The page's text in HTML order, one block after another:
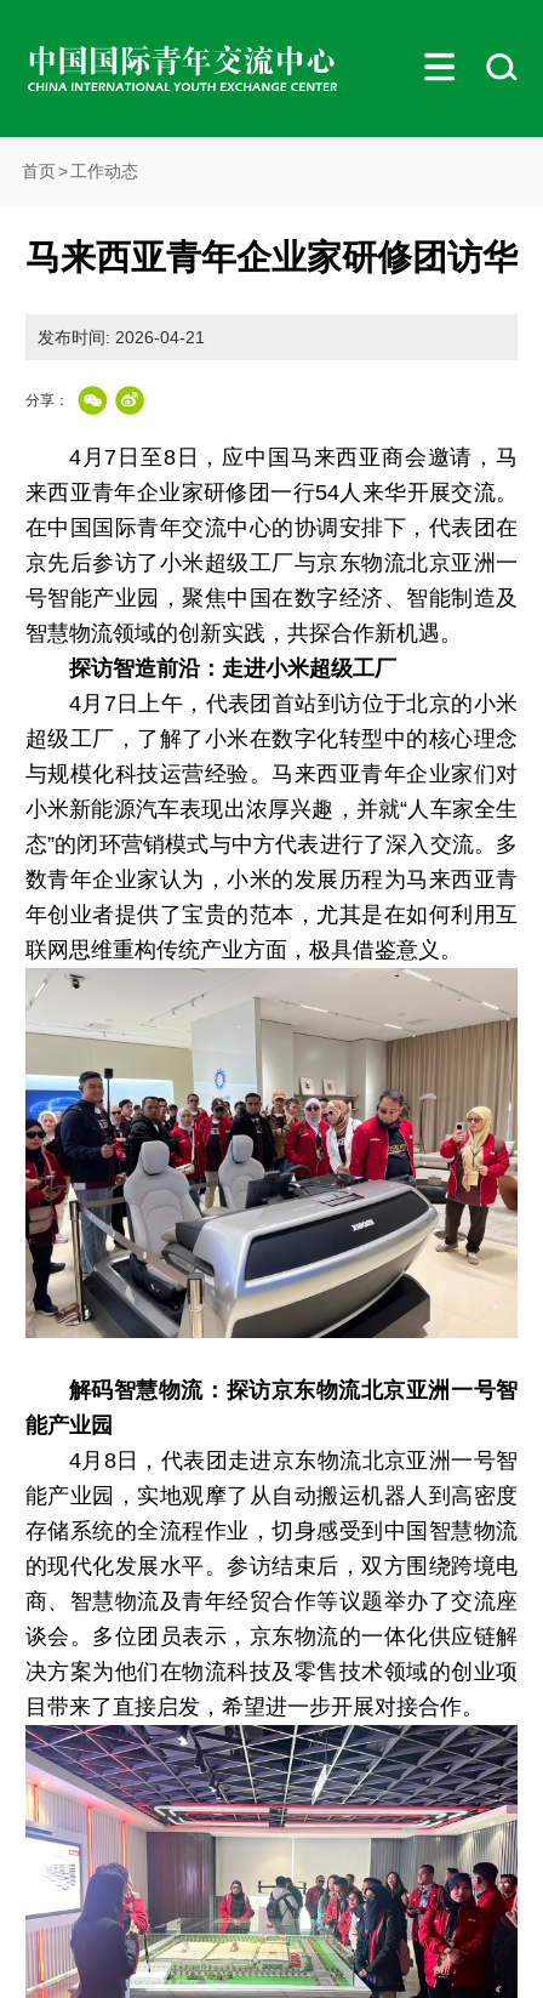
首页>工作动态
马来西亚青年企业家研修团访华
发布时间: 2026-04-21
分享：
4月7日至8日，应中国马来西亚商会邀请，马
来西亚青年企业家研修团一行54人来华开展交流。
在中国国际青年交流中心的协调安排下，代表团在
京先后参访了小米超级工厂与京东物流北京亚洲一
号智能产业园，聚焦中国在数字经济、智能制造及
智慧物流领域的创新实践，共探合作新机遇。
探访智造前沿：走进小米超级工厂
4月7日上午，代表团首站到访位于北京的小米
超级工厂，了解了小米在数字化转型中的核心理念
与规模化科技运营经验。马来西亚青年企业家们对
小米新能源汽车表现出浓厚兴趣，并就“人车家全生
态”的闭环营销模式与中方代表进行了深入交流。多
数青年企业家认为，小米的发展历程为马来西亚青
年创业者提供了宝贵的范本，尤其是在如何利用互
联网思维重构传统产业方面，极具借鉴意义。
解码智慧物流：探访京东物流北京亚洲一号智
能产业园
4月8日，代表团走进京东物流北京亚洲一号智
能产业园，实地观摩了从自动搬运机器人到高密度
存储系统的全流程作业，切身感受到中国智慧物流
的现代化发展水平。参访结束后，双方围绕跨境电
商、智慧物流及青年经贸合作等议题举办了交流座
谈会。多位团员表示，京东物流的一体化供应链解
决方案为他们在物流科技及零售技术领域的创业项
目带来了直接启发，希望进一步开展对接合作。